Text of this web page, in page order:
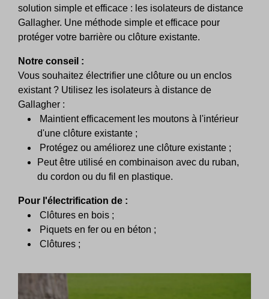
solution simple et efficace : les isolateurs de distance
Gallagher. Une méthode simple et efficace pour
protéger votre barrière ou clôture existante.
Notre conseil :
Vous souhaitez électrifier une clôture ou un enclos
existant ? Utilisez les isolateurs à distance de
Gallagher :
Maintient efficacement les moutons à l'intérieur
d'une clôture existante ;
Protégez ou améliorez une clôture existante ;
Peut être utilisé en combinaison avec du ruban,
du cordon ou du fil en plastique.
Pour l'électrification de :
Clôtures en bois ;
Piquets en fer ou en béton ;
Clôtures ;